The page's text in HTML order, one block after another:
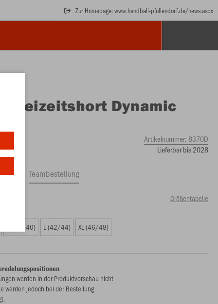
Zur Homepage: www.handball-pfullendorf.de/news.aspx
Freizeitshort Dynamic
Artikelnummer:8370D
Lieferbar bis 2028
Teambestellung
Größentabelle
M (38/40) L (42/44) XL (46/48)
werden in der Produktvorschau nicht
werden jedoch bei der Bestellung